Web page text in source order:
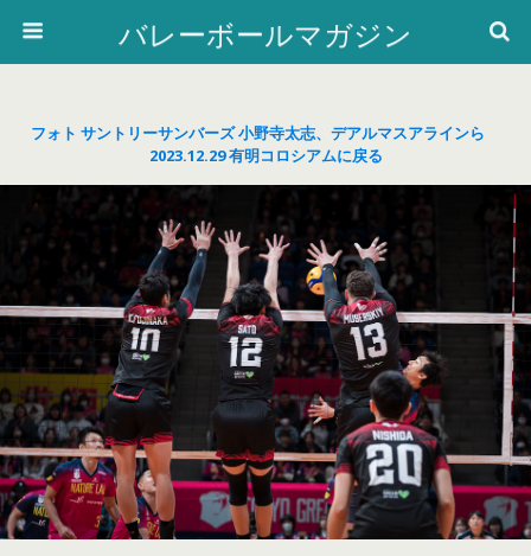
バレーボールマガジン
フォト サントリーサンバーズ 小野寺太志、デアルマスアラインら
2023.12.29 有明コロシアムに戻る